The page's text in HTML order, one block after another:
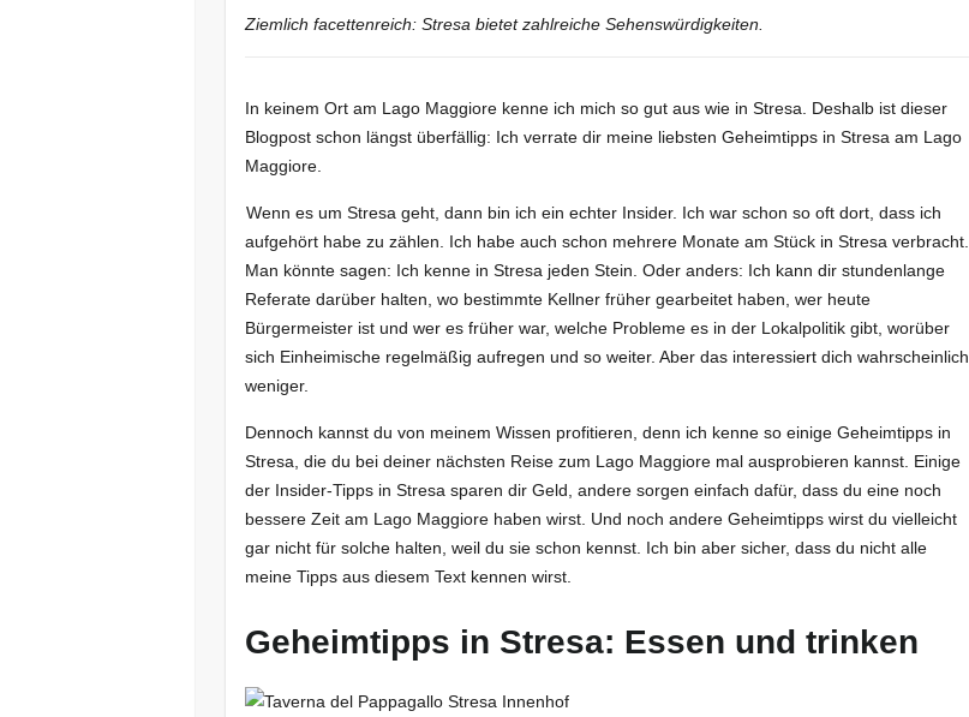
Ziemlich facettenreich: Stresa bietet zahlreiche Sehenswürdigkeiten.
In keinem Ort am Lago Maggiore kenne ich mich so gut aus wie in Stresa. Deshalb ist dieser
Blogpost schon längst überfällig: Ich verrate dir meine liebsten Geheimtipps in Stresa am Lago
Maggiore.
Wenn es um Stresa geht, dann bin ich ein echter Insider. Ich war schon so oft dort, dass ich
aufgehört habe zu zählen. Ich habe auch schon mehrere Monate am Stück in Stresa verbracht.
Man könnte sagen: Ich kenne in Stresa jeden Stein. Oder anders: Ich kann dir stundenlange
Referate darüber halten, wo bestimmte Kellner früher gearbeitet haben, wer heute
Bürgermeister ist und wer es früher war, welche Probleme es in der Lokalpolitik gibt, worüber
sich Einheimische regelmäßig aufregen und so weiter. Aber das interessiert dich wahrscheinlich
weniger.
Dennoch kannst du von meinem Wissen profitieren, denn ich kenne so einige Geheimtipps in
Stresa, die du bei deiner nächsten Reise zum Lago Maggiore mal ausprobieren kannst. Einige
der Insider-Tipps in Stresa sparen dir Geld, andere sorgen einfach dafür, dass du eine noch
bessere Zeit am Lago Maggiore haben wirst. Und noch andere Geheimtipps wirst du vielleicht
gar nicht für solche halten, weil du sie schon kennst. Ich bin aber sicher, dass du nicht alle
meine Tipps aus diesem Text kennen wirst.
Geheimtipps in Stresa: Essen und trinken